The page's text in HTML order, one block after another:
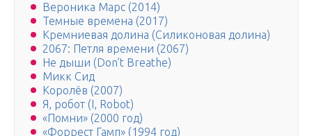
Вероника Марс (2014)
Темные времена (2017)
Кремниевая долина (Силиконовая долина)
2067: Петля времени (2067)
Не дыши (Don’t Breathe)
Микк Сид
Королёв (2007)
Я, робот (I, Robot)
«Помни» (2000 год)
«Форрест Гамп» (1994 год)